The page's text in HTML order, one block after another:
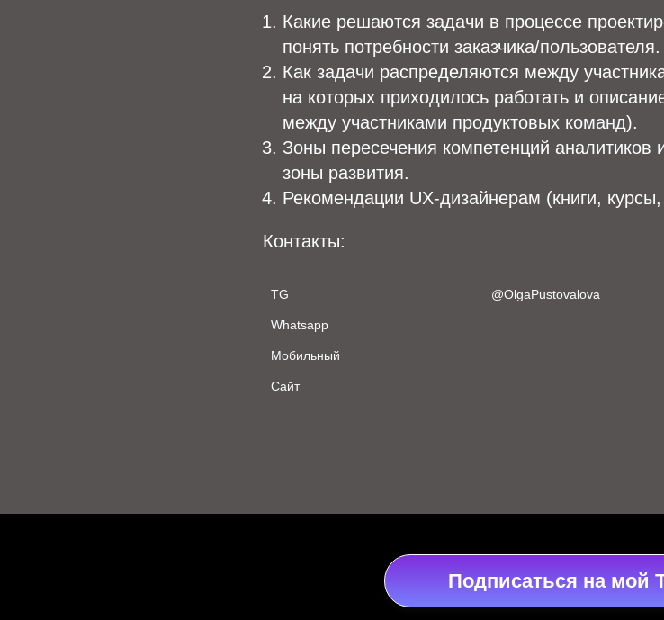
Какие решаются задачи в процессе
понять потребности заказчика/пользователя.
Как задачи распределяются между
на которых приходилось работать и
между участниками продуктовых команд).
Зоны пересечения компетенций
зоны развития.
Рекомендации UX-дизайнерам (книги,
Контакты:
TG
Whatsapp
Мобильный
Сайт
Подписаться на мой